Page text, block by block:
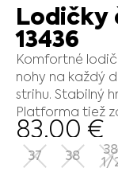
Lodičky
13436
Komfortné
nohy na každý
strihu. Stabilný
Platforma tiež
83.00 €
37 38 38
1/